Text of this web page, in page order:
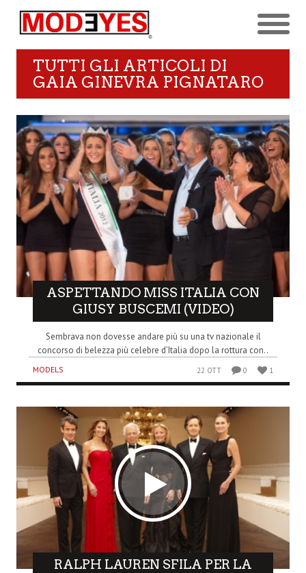
TUTTI GLI ARTICOLI DI
GAIA GINEVRA PIGNATARO
ASPETTANDO MISS ITALIA CON
GIUSY BUSCEMI (VIDEO)
Sembrava non dovesse andare più su una tv nazionale il
concorso di belezza più celebre d’Italia dopo la rottura con..
MODELS 22 OTT 0 1
RALPH LAUREN SFILA PER LA